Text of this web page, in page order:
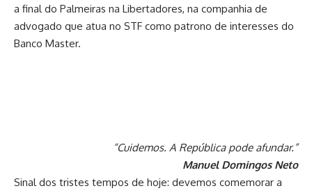
a final do Palmeiras na Libertadores, na companhia de
advogado que atua no STF como patrono de interesses do
Banco Master.
“Cuidemos. A República pode afundar.”
Manuel Domingos Neto
Sinal dos tristes tempos de hoje: devemos comemorar a